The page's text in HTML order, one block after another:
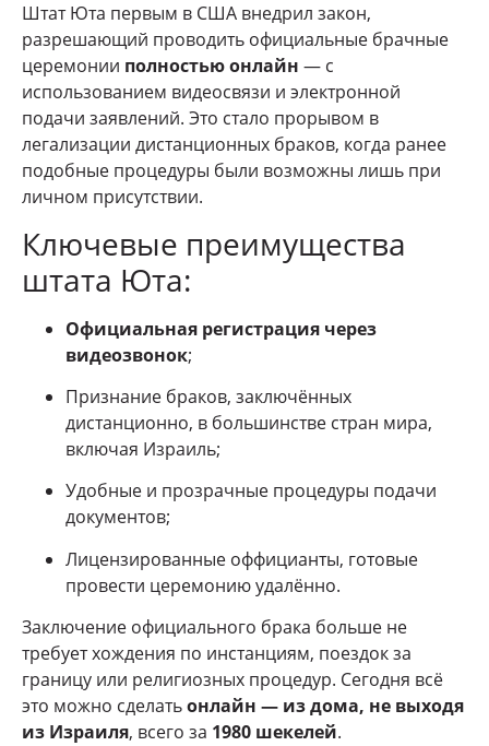
Штат Юта первым в США внедрил закон,
разрешающий проводить официальные брачные
церемонии полностью онлайн — с
использованием видеосвязи и электронной
подачи заявлений. Это стало прорывом в
легализации дистанционных браков, когда ранее
подобные процедуры были возможны лишь при
личном присутствии.
Ключевые преимущества
штата Юта:
Официальная регистрация через
видеозвонок;
Признание браков, заключённых
дистанционно, в большинстве стран мира,
включая Израиль;
Удобные и прозрачные процедуры подачи
документов;
Лицензированные оффицианты, готовые
провести церемонию удалённо.
Заключение официального брака больше не
требует хождения по инстанциям, поездок за
границу или религиозных процедур. Сегодня всё
это можно сделатьонлайн — из дома, не выходя
из Израиля, всего за 1980 шекелей.